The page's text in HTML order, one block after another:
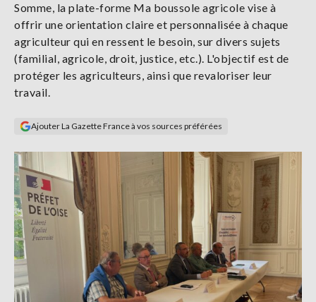
Se
connecter
S'abonner
Somme, la plate-forme Ma boussole agricole vise à
offrir une orientation claire et personnalisée à chaque
agriculteur qui en ressent le besoin, sur divers sujets
(familial, agricole, droit, justice, etc.). L'objectif est de
protéger les agriculteurs, ainsi que revaloriser leur
travail.
Ajouter La Gazette France à vos sources préférées